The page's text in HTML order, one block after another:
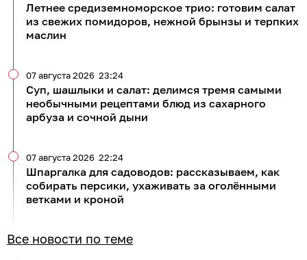
Летнее средиземноморское трио: готовим салат
из свежих помидоров, нежной брынзы и терпких
маслин
Суп, шашлыки и салат: делимся тремя самыми
необычными рецептами блюд из сахарного
арбуза и сочной дыни
07 августа 2026 23:24
Шпаргалка для садоводов: рассказываем, как
собирать персики, ухаживать за оголёнными
ветками и кроной
07 августа 2026 22:24
Все новости по теме